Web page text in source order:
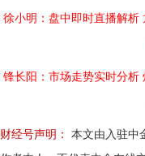
徐小明：盘中即时直播解析
锋长阳：市场走势实时分析
财经号声明：
本文由入驻中